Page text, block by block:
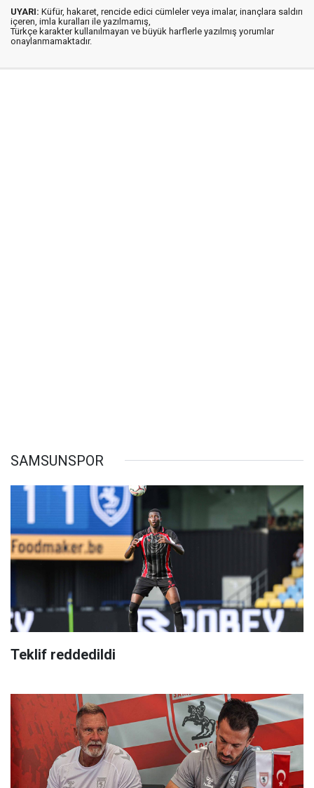
UYARI: Küfür, hakaret, rencide edici cümleler veya imalar, inançlara saldırı
içeren, imla kuralları ile yazılmamış,
Türkçe karakter kullanılmayan ve büyük harflerle yazılmış yorumlar
onaylanmamaktadır.
SAMSUNSPOR
Teklif reddedildi